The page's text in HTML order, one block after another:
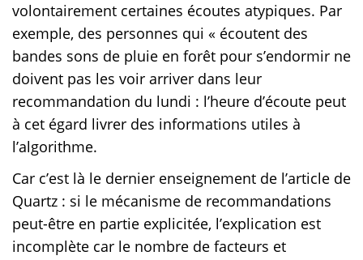
volontairement certaines écoutes atypiques. Par
exemple, des personnes qui « écoutent des
bandes sons de pluie en forêt pour s’endormir ne
doivent pas les voir arriver dans leur
recommandation du lundi : l’heure d’écoute peut
à cet égard livrer des informations utiles à
l’algorithme.
Car c’est là le dernier enseignement de l’article de
Quartz : si le mécanisme de recommandations
peut-être en partie explicitée, l’explication est
incomplète car le nombre de facteurs et